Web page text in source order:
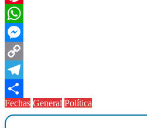
Pinterest
WhatsApp
Messenger
Copy
Link
Telegram
Compartir
Fechas General Política